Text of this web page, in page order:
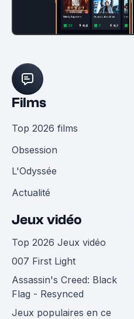
Films
Top 2026 films
Obsession
L'Odyssée
Actualité
Jeux vidéo
Top 2026 Jeux vidéo
007 First Light
Assassin's Creed: Black
Flag - Resynced
Jeux populaires en ce